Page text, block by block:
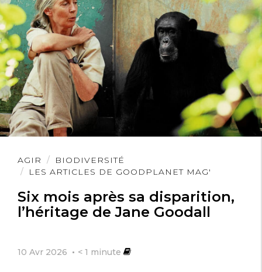
AGIR
BIODIVERSITÉ
LES ARTICLES DE GOODPLANET MAG'
Six mois après sa disparition,
l’héritage de Jane Goodall
10 Avr 2026 < 1 minute
Lire
l'article